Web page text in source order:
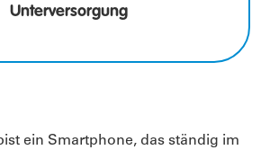
Unterversorgung
ein Smartphone, das ständig im